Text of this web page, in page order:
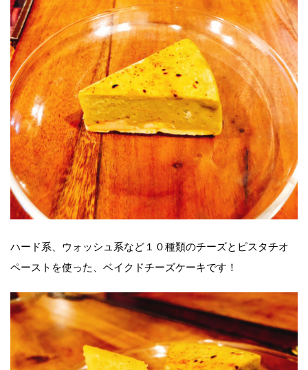
ハード系、ウォッシュ系など１０種類のチーズとピスタチオ
ペーストを使った、ベイクドチーズケーキです！